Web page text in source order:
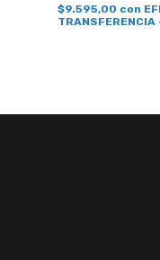
$9.595,00 con
TRANSFERENCIA